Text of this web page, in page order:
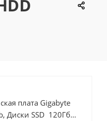
плата Gigabyte
Диски SSD 120Гб +